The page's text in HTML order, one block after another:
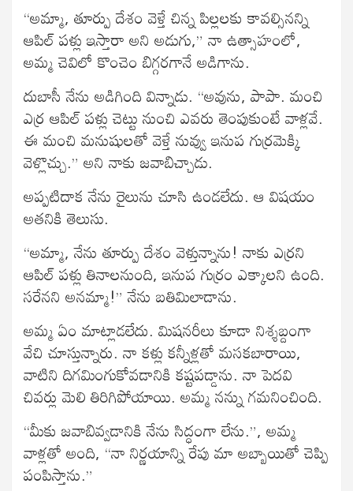
“అమ్మా, తూర్పు దేశం వెళ్తే చిన్న పిల్లలకు కావల్సినన్ని
ఆపిల్ పళ్లు ఇస్తారా అని అడుగు,” నా ఉత్సాహంలో,
అమ్మ చెవిలో కొంచెం బిగ్గరగానే అడిగాను.
దుబాసీ నేను అడిగింది విన్నాడు. “అవును, పాపా. మంచి
ఎర్ర ఆపిల్ పళ్లు చెట్టు నుంచి ఎవరు తెంపుకుంటే వాళ్లవే.
ఈ మంచి మనుషులతో వెళ్తే నువ్వు ఇనుప గుర్రమెక్కి
వెళ్లొచ్చు.” అని నాకు జవాబిచ్చాడు.
అప్పటిదాక నేను రైలును చూసి ఉండలేదు. ఆ విషయం
అతనికి తెలుసు.
“అమ్మా, నేను తూర్పు దేశం వెళ్తున్నాను! నాకు ఎర్రని
ఆపిల్ పళ్లు తినాలనుంది, ఇనుప గుర్రం ఎక్కాలని ఉంది.
సరేనని అనమ్మా!” నేను బతిమిలాడాను.
అమ్మ ఏం మాట్లాడలేదు. మిషనరీలు కూడా నిశ్శబ్దంగా
వేచి చూస్తున్నారు. నా కళ్లు కన్నీళ్లతో మసకబారాయి,
వాటిని దిగమింగుకోవడానికి కష్టపడ్డాను. నా పెదవి
చివర్లు మెలి తిరిగిపోయాయి. అమ్మ నన్ను గమనించింది.
“మీకు జవాబివ్వడానికి నేను సిద్ధంగా లేను.”, అమ్మ
వాళ్లతో అంది, “నా నిర్ణయాన్ని రేపు మా అబ్బాయితో చెప్పి
పంపిస్తాను.”